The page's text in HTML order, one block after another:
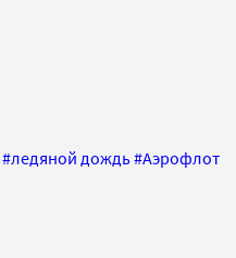
#ледяной дождь#Аэрофлот